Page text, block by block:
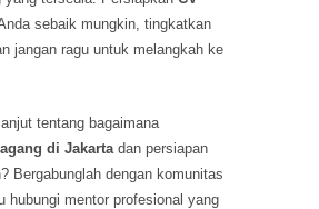
sebaik mungkin, tingkatkan
jangan ragu untuk melangkah ke
tentang bagaimana
di Jakarta dan persiapan
Bergabunglah dengan komunitas
hubungi mentor profesional yang